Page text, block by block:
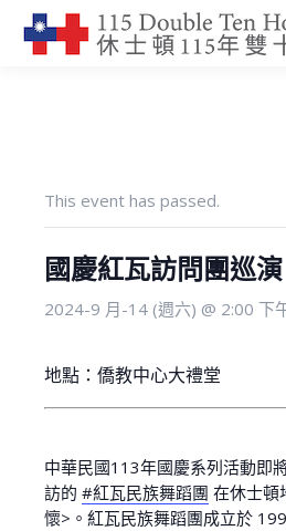
This event has passed.
國慶紅瓦訪問團巡
2024-9 月-14 (週六) @ 2:00 下
地點： 僑教中心大禮堂
中華民國113年國慶系列活動即
訪的 #紅瓦民族舞蹈團 在休士頓
懷>。紅瓦民族舞蹈團成立於